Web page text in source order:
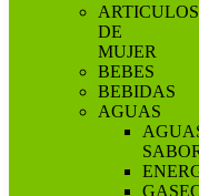
ARTICULOS
DE
MUJER
BEBES
BEBIDAS
AGUAS